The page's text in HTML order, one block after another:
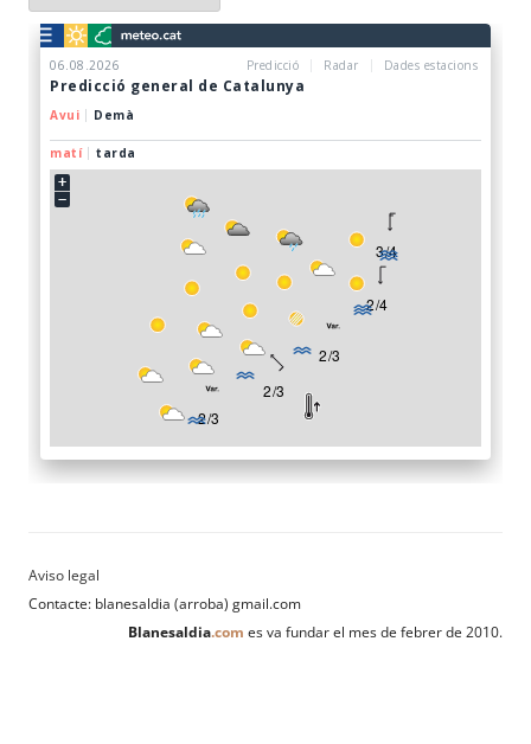
Contacte: blanesaldia (arroba) gmail.com
Blanesaldia.com es va fundar el mes de febrer de 2010.